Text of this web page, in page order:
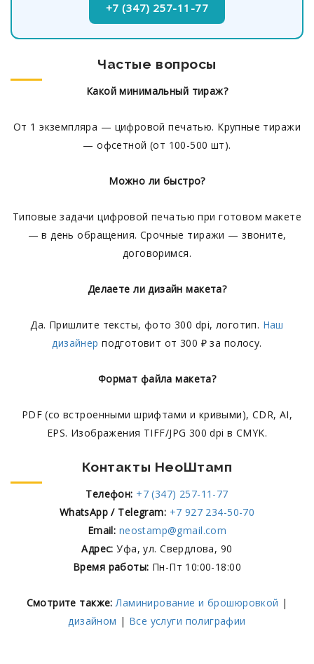
+7 (347) 257-11-77
Частые вопросы
Какой минимальный тираж?
От 1 экземпляра — цифровой печатью. Крупные тиражи
— офсетной (от 100-500 шт).
Можно ли быстро?
Типовые задачи цифровой печатью при готовом макете
— в день обращения. Срочные тиражи — звоните,
договоримся.
Делаете ли дизайн макета?
Да. Пришлите тексты, фото 300 dpi, логотип. Наш
дизайнер подготовит от 300 ₽ за полосу.
Формат файла макета?
PDF (со встроенными шрифтами и кривыми), CDR, AI,
EPS. Изображения TIFF/JPG 300 dpi в CMYK.
Контакты НеоШтамп
Телефон: +7 (347) 257-11-77
WhatsApp / Telegram: +7 927 234-50-70
Email: neostamp@gmail.com
Адрес: Уфа, ул. Свердлова, 90
Время работы: Пн-Пт 10:00-18:00
Смотрите также: Ламинирование и брошюровкой |
дизайном | Все услуги полиграфии